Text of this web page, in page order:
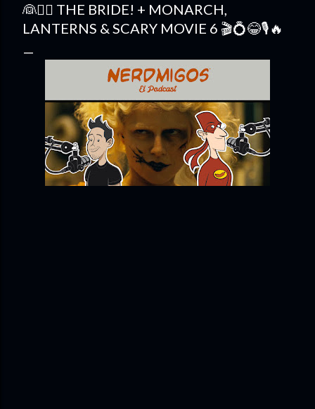
👰🧟‍♀️ THE BRIDE! + MONARCH,
LANTERNS & SCARY MOVIE 6 🎬💍😂🎙️🔥